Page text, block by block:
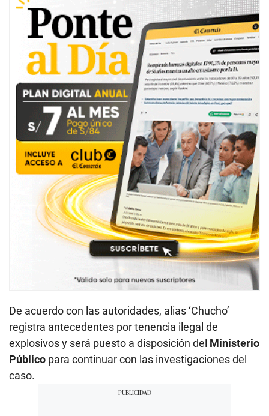
De acuerdo con las autoridades, alias ‘Chucho’
registra antecedentes por tenencia ilegal de
explosivos y será puesto a disposición del Ministerio
Público para continuar con las investigaciones del
caso.